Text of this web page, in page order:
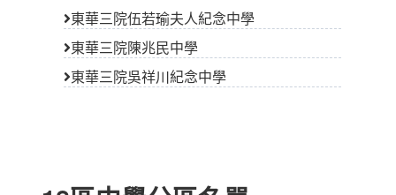
東華三院伍若瑜夫人紀念中學
東華三院陳兆民中學
東華三院吳祥川紀念中學